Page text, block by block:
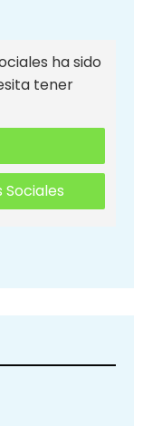
ha sido
tener